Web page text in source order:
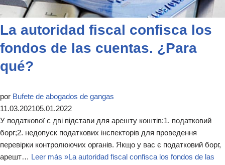
La autoridad fiscal confisca los
fondos de las cuentas. ¿Para
qué?
por Bufete de abogados de gangas
11.03.202105.01.2022
У податкової є дві підстави для арешту коштів:1. податковий
борг;2. недопуск податкових інспекторів для проведення
перевірки контролюючих органів. Якщо у вас є податковий борг,
арешт… Leer más »La autoridad fiscal confisca los fondos de las